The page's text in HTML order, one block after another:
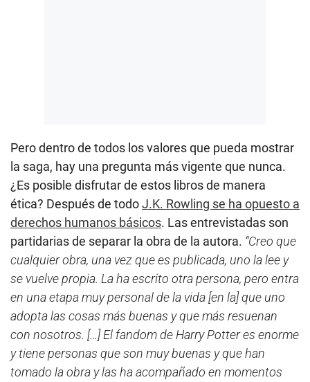
Pero dentro de todos los valores que pueda mostrar
la saga, hay una pregunta más vigente que nunca.
¿Es posible disfrutar de estos libros de manera
ética? Después de todoJ.K. Rowling se ha opuesto a
derechos humanos básicos. Las entrevistadas son
partidarias de separar la obra de la autora. “Creo que
cualquier obra, una vez que es publicada, uno la lee y
se vuelve propia. La ha escrito otra persona, pero entra
en una etapa muy personal de la vida [en la] que uno
adopta las cosas más buenas y que más resuenan
con nosotros. […] El fandom de Harry Potter es enorme
y tiene personas que son muy buenas y que han
tomado la obra y las ha acompañado en momentos